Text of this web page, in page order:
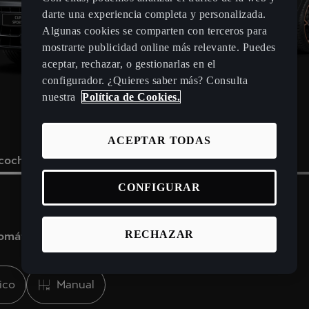
Elige un punto de venta Tus datos
Manual
un código postal o una dirección
sobre ti y cómo debemos contactar cuando la oferta esté
darte una experiencia completa y personalizada.
Algunas cookies se comparten con terceros para
mostrarte publicidad online más relevante. Puedes
aceptar, rechazar, o gestionarlas en el
configurador. ¿Quieres saber más? Consulta
nuestra
Política de Cookies.
RECHAZAR
ACEPTAR TODAS
CONFIGURAR